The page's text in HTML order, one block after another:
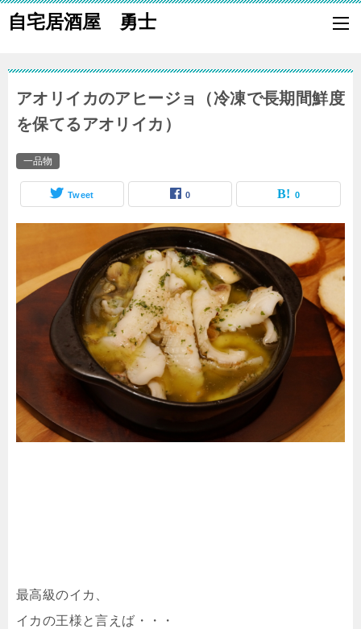
自宅居酒屋 勇士
自宅で居酒屋の「酒の肴」になる料理を楽しく作り、家族や親族に友
アオリイカのアヒージョ（冷凍で長期間鮮度
を保てるアオリイカ）
一品物
Tweet 0 0
最高級のイカ、
イカの王様と言えば・・・